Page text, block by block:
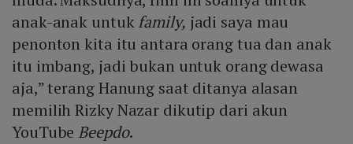
anak-anak untukfamily, jadi saya mau
penonton kita itu antara orang tua dan anak
itu imbang, jadi bukan untuk orang dewasa
aja,” terang Hanung saat ditanya alasan
memilih Rizky Nazar dikutip dari akun
YouTube Beepdo.